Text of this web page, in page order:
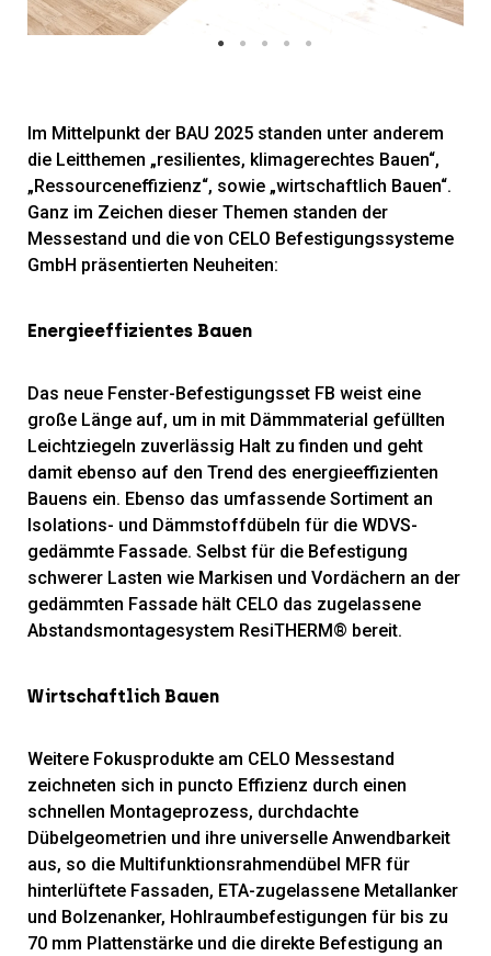
Im Mittelpunkt der BAU 2025 standen unter anderem
die Leitthemen „resilientes, klimagerechtes Bauen“,
„Ressourceneffizienz“, sowie „wirtschaftlich Bauen“.
Ganz im Zeichen dieser Themen standen der
Messestand und die von CELO Befestigungssysteme
GmbH präsentierten Neuheiten:
Energieeffizientes Bauen
Das neue Fenster-Befestigungsset FB weist eine
große Länge auf, um in mit Dämmmaterial gefüllten
Leichtziegeln zuverlässig Halt zu finden und geht
damit ebenso auf den Trend des energieeffizienten
Bauens ein. Ebenso das umfassende Sortiment an
Isolations- und Dämmstoffdübeln für die WDVS-
gedämmte Fassade. Selbst für die Befestigung
schwerer Lasten wie Markisen und Vordächern an der
gedämmten Fassade hält CELO das zugelassene
Abstandsmontagesystem ResiTHERM® bereit.
Wirtschaftlich Bauen
Weitere Fokusprodukte am CELO Messestand
zeichneten sich in puncto Effizienz durch einen
schnellen Montageprozess, durchdachte
Dübelgeometrien und ihre universelle Anwendbarkeit
aus, so die Multifunktionsrahmendübel MFR für
hinterlüftete Fassaden, ETA-zugelassene Metallanker
und Bolzenanker, Hohlraumbefestigungen für bis zu
70 mm Plattenstärke und die direkte Befestigung an